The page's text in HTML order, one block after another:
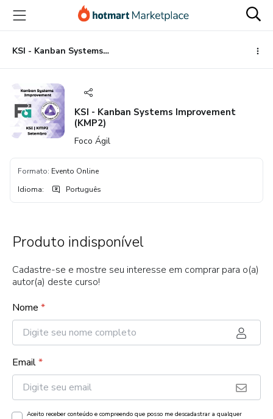
para
conteúdo
principal
para
pagamento
para
rodapé
KSI - Kanban Systems Improvement (KMP2)
KSI - Kanban Systems Improvement
(KMP2)
Foco Ágil
Formato: Evento Online
Idioma: Português
Produto indisponível
Cadastre-se e mostre seu interesse em comprar para o(a)
autor(a) deste curso!
Nome *
Email*
Aceito receber conteúdo e compreendo que posso me descadastrar a qualquer